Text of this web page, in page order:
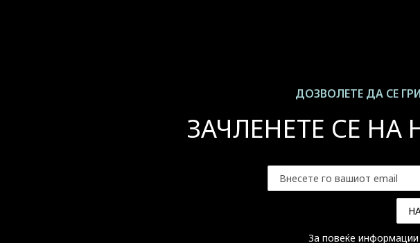
ДОЗВОЛЕТЕ ДА СЕ
ЗАЧЛЕНЕТЕ СЕ НА
За повеќе информации